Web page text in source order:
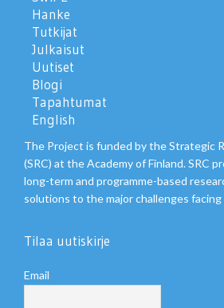
Hanke
Tutkijat
Julkaisut
Uutiset
Blogi
Tapahtumat
English
The Project is funded by the Strategic
(SRC) at the Academy of Finland. SRC
long-term and programme-based
solutions to the major challenges facing
Tilaa uutiskirje
Email